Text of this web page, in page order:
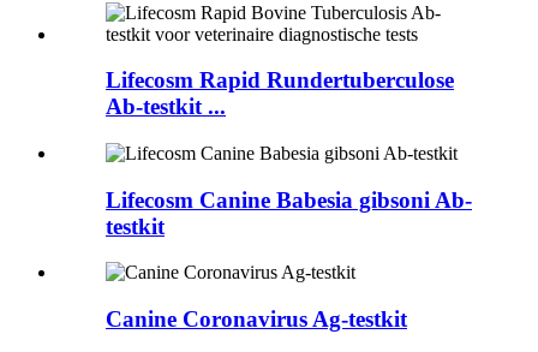
Lifecosm Rapid Rundertuberculose
Ab-testkit ...
Lifecosm Canine Babesia gibsoni Ab-
testkit
Canine Coronavirus Ag-testkit